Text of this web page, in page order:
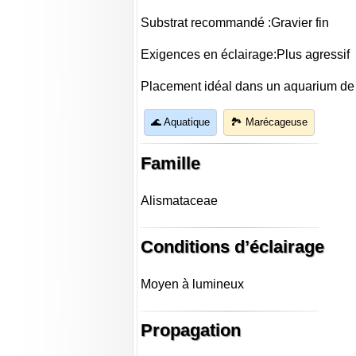
Substrat recommandé :Gravier fin
Exigences en éclairage:Plus agressif
Placement idéal dans un aquarium
🌊 Aquatique 🏞️ Marécageuse
Famille
Alismataceae
Conditions d’éclairage
Moyen à lumineux
Propagation